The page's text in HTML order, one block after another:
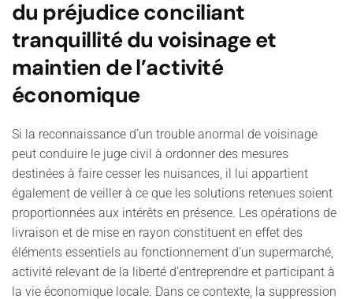
du préjudice conciliant
tranquillité du voisinage et
maintien de l’activité
économique
Si la reconnaissance d’un trouble anormal de voisinage
peut conduire le juge civil à ordonner des mesures
destinées à faire cesser les nuisances, il lui appartient
également de veiller à ce que les solutions retenues soient
proportionnées aux intérêts en présence. Les opérations de
livraison et de mise en rayon constituent en effet des
éléments essentiels au fonctionnement d’un supermarché,
activité relevant de la liberté d’entreprendre et participant à
la vie économique locale. Dans ce contexte, la suppression